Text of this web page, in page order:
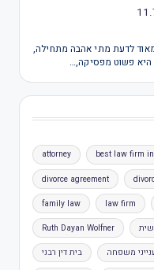
לדעת מתי אהבה מתחילה,
פשוט מפסיקה,…
attorney best law firm
divorce agreement
family law law firm
Ruth Dayan Wolfner
בית דין רבני משפחה